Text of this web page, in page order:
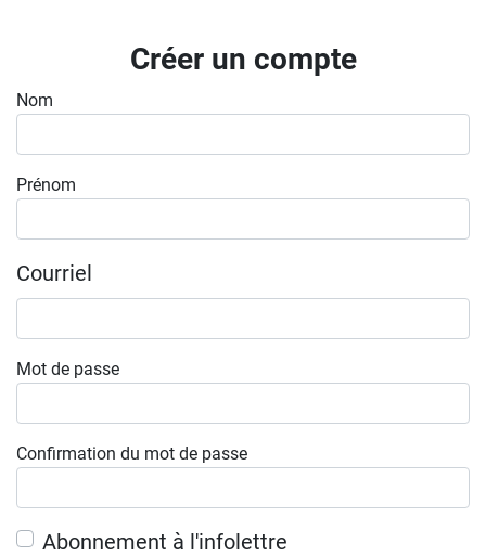
Publiez une offre d'emploi
Créer un compte
Nom
Prénom
Courriel
Mot de passe
Confirmation du mot de passe
Abonnement à l'infolettre